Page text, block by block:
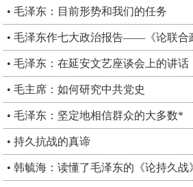
• 毛泽东：目前形势和我们的任务
• 毛泽东作七大政治报告——《论联合
• 毛泽东：在延安文艺座谈会上的讲话
• 毛主席：如何研究中共党史
• 毛泽东：坚定地相信群众的大多数*
• 持久抗战的真谛
• 韩毓海：读懂了毛泽东的《论持久战